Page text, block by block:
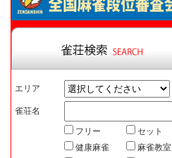
エリア
雀荘名
フリー
セット
健康麻雀
麻雀教室